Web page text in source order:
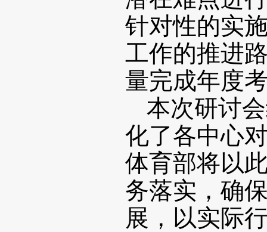
针对性的实
工作的推进
量完成年度
本次研讨
化了各中心
体育部将以
务落实，确
展，以实际